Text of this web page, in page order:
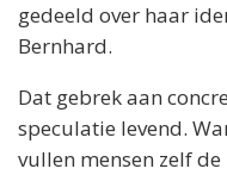
gedeeld over haar
Bernhard.
Dat gebrek aan
speculatie levend.
vullen mensen zelf